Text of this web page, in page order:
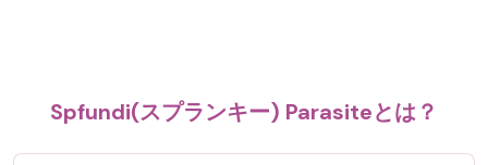
Spfundi(スプランキー) Parasiteとは？